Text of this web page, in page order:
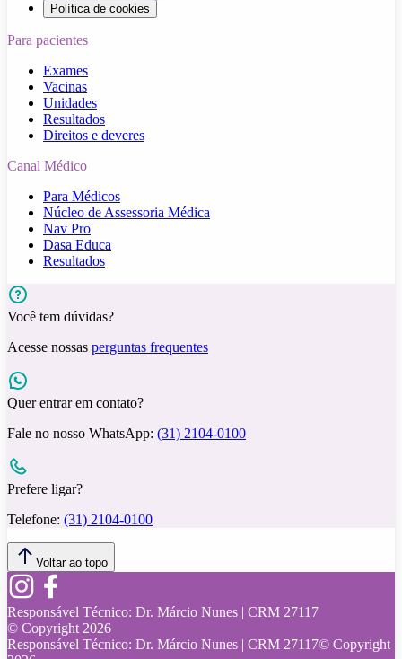
Política de cookies
Para pacientes
Exames
Vacinas
Unidades
Resultados
Direitos e deveres
Canal Médico
Para Médicos
Núcleo de Assessoria Médica
Nav Pro
Dasa Educa
Resultados
Você tem dúvidas?
Acesse nossas perguntas frequentes
Quer entrar em contato?
Fale no nosso WhatsApp: (31) 2104-0100
Prefere ligar?
Telefone: (31) 2104-0100
Voltar ao topo
Responsável Técnico: Dr. Márcio Nunes | CRM 27117
© Copyright 2026
Responsável Técnico: Dr. Márcio Nunes | CRM 27117© Copyright